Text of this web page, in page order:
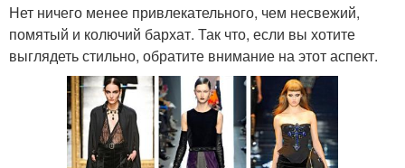
Нет ничего менее привлекательного, чем несвежий,
помятый и колючий бархат. Так что, если вы хотите
выглядеть стильно, обратите внимание на этот аспект.